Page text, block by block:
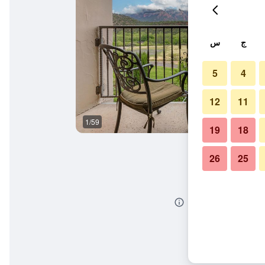
1/59
آند كريكسايد فيلاز
ج س
4
5
11
12
18
19
25
26